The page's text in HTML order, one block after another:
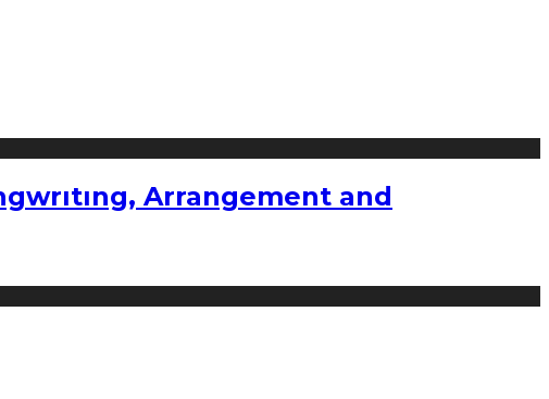
Arrangement and